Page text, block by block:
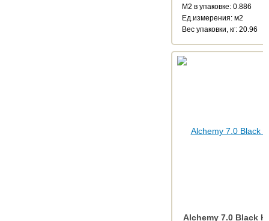
М2 в упаковке: 0.886
Ед.измерения: м2
Веc упаковки, кг: 20.96
Alchemy 7.0 Black